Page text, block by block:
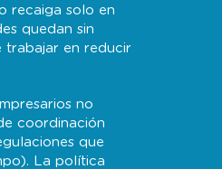
recaiga solo en
quedan sin
trabajar en reducir
no
coordinación
que
La política